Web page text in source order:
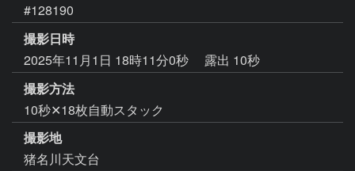
#128190
撮影日時
2025年11月1日 18時11分0秒
露出 10秒
撮影方法
10秒✕18枚自動スタック
撮影地
猪名川天文台